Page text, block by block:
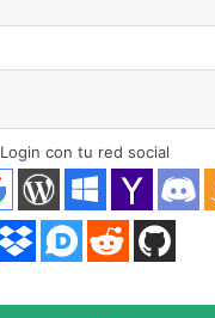
Acceder
Login con tu red social